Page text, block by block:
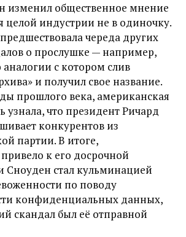
изменил общественное мнение
целой индустрии не в одиночку.
череда других
о прослушке — например,
аналогии с котором слив
и получил свое название.
прошлого века, американская
узнала, что президент Ричард
конкурентов из
партии. В итоге,
к его досрочной
Сноуден стал кульминацией
по поводу
конфиденциальных данных,
скандал был её отправной